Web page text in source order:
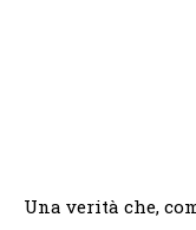
Una verità che,